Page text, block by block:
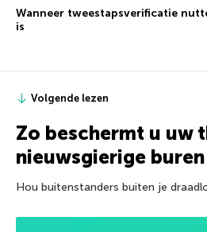
Wanneer tweestapsverificatie
is
Volgende lezen
Zo beschermt u uw
nieuwsgierige buren
Hou buitenstanders buiten je